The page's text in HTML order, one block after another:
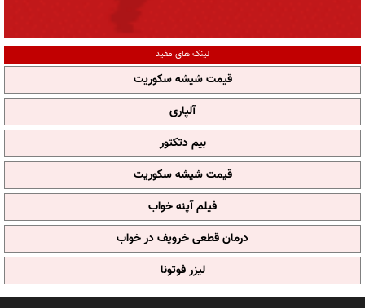
لینک های مفید
قیمت شیشه سکوریت
آلپاری
بیم دتکتور
قیمت شیشه سکوریت
فیلم آپنه خواب
درمان قطعی خروپف در خواب
لیزر فوتونا